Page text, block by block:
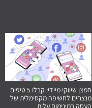
חמצן שיווקי מיידי: קבלו 5 טיפים
מנצחים לחשיפה מקסימלית של
העסק במינימום עלות